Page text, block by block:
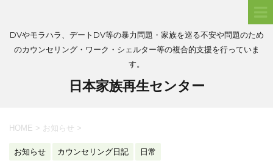
DVやモラハラ、デートDV等の暴力問題・家族を巡る不安や問題のため
のカウンセリング・ワーク・シェルター等の複合的支援を行っていま
す。
日本家族再生センター
HOME > お知らせ >
お知らせ カウンセリング日記 日常